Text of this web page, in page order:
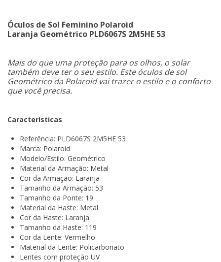
Óculos de Sol Feminino Polaroid
Laranja Geométrico PLD6067S 2M5HE 53
Mais do que uma proteção para os olhos, o solar
também deve ter o seu estilo. Este óculos de sol
Geométrico da Polaroid vai trazer o estilo e o conforto
que você precisa.
Características
Referência: PLD6067S 2M5HE 53
Marca: Polaroid
Modelo/Estilo: Geométrico
Material da Armação: Metal
Cor da Armação: Laranja
Tamanho da Armação: 53
Tamanho da Ponte: 19
Material da Haste: Metal
Cor da Haste: Laranja
Tamanho da Haste: 119
Cor da Lente: Vermelho
Material da Lente: Policarbonato
Lentes com proteção UV